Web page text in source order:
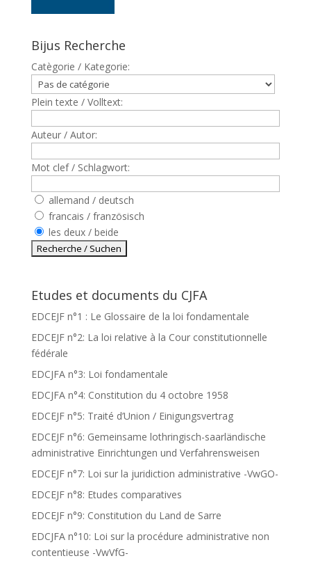
Bijus Recherche
Catègorie / Kategorie:
Plein texte / Volltext:
Auteur / Autor:
Mot clef / Schlagwort:
allemand / deutsch
francais / französisch
les deux / beide
Etudes et documents du CJFA
EDCEJF n°1 : Le Glossaire de la loi fondamentale
EDCEJF n°2: La loi relative à la Cour constitutionnelle
fédérale
EDCJFA n°3: Loi fondamentale
EDCJFA n°4: Constitution du 4 octobre 1958
EDCEJF n°5: Traité d’Union / Einigungsvertrag
EDCEJF n°6: Gemeinsame lothringisch-saarländische
administrative Einrichtungen und Verfahrensweisen
EDCEJF n°7: Loi sur la juridiction administrative -VwGO-
EDCEJF n°8: Etudes comparatives
EDCEJF n°9: Constitution du Land de Sarre
EDCJFA n°10: Loi sur la procédure administrative non
contentieuse -VwVfG-